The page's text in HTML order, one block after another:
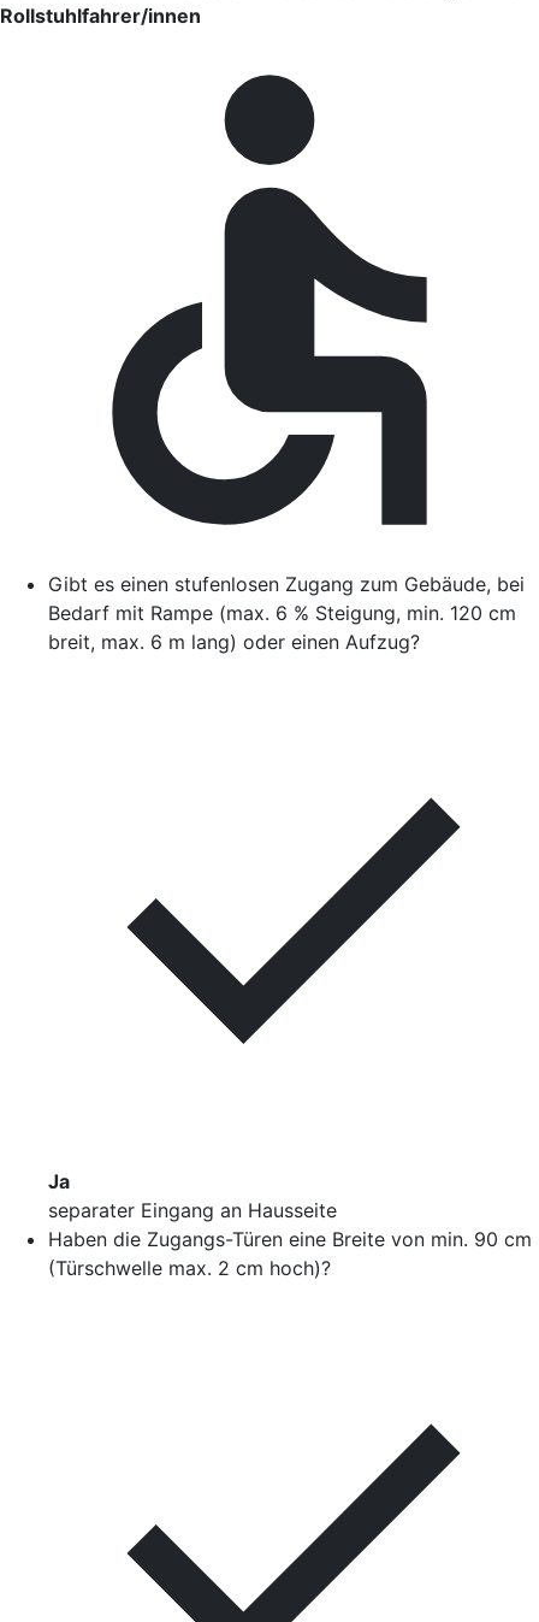
Rollstuhlfahrer/innen
Gibt es einen stufenlosen Zugang zum Gebäude, bei
Bedarf mit Rampe (max. 6 % Steigung, min. 120 cm
breit, max. 6 m lang) oder einen Aufzug?
Ja
separater Eingang an Hausseite
Haben die Zugangs-Türen eine Breite von min. 90 cm
(Türschwelle max. 2 cm hoch)?